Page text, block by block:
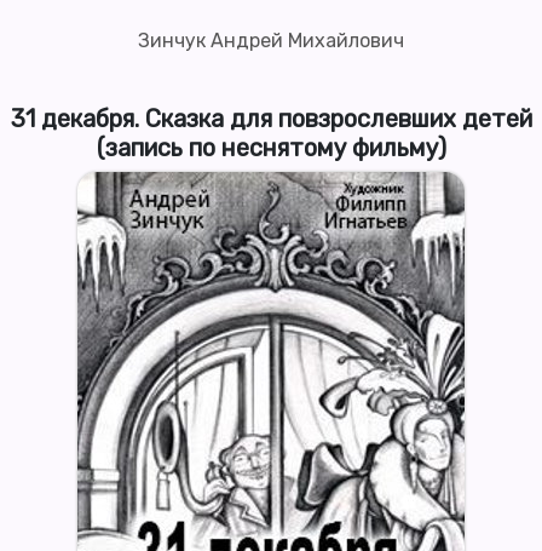
Зинчук Андрей Михайлович
31 декабря. Сказка для повзрослевших детей
(запись по неснятому фильму)